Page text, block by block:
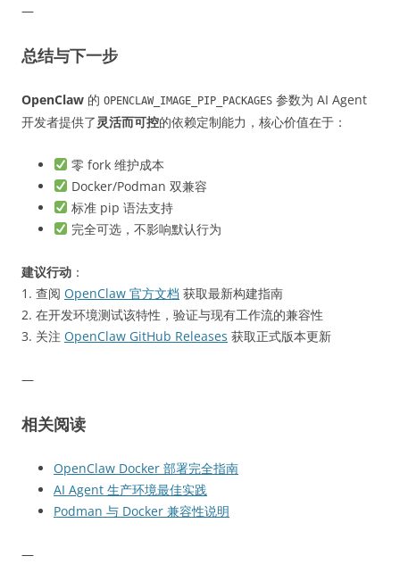
—
总结与下一步
OpenClaw 的 OPENCLAW_IMAGE_PIP_PACKAGES 参数为 AI Agent
开发者提供了灵活而可控的依赖定制能力，核心价值在于：
零 fork 维护成本
Docker/Podman 双兼容
标准 pip 语法支持
完全可选，不影响默认行为
建议行动 ：
1. 查阅 OpenClaw 官方文档 获取最新构建指南
2. 在开发环境测试该特性，验证与现有工作流的兼容性
3. 关注 OpenClaw GitHub Releases 获取正式版本更新
—
相关阅读
OpenClaw Docker 部署完全指南
AI Agent 生产环境最佳实践
Podman 与 Docker 兼容性说明
—